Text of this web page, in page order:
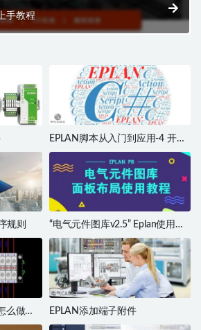
手教程
EPLAN脚本从入门到应用-4 开发
环境
规则
“电气元件图库v2.5” Eplan使用教
程
么做
EPLAN添加端子附件